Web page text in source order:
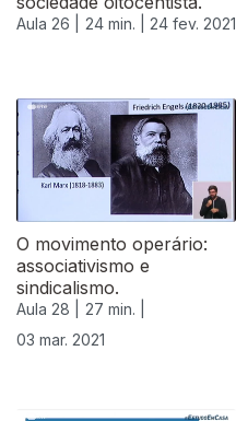
Aula 26 | 24 min. | 24 fev. 2021
O movimento operário:
associativismo e
sindicalismo.
Aula 28 |
27 min. |
03 mar. 2021